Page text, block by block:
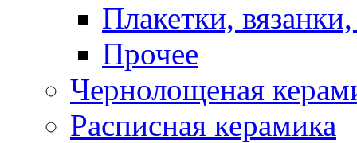
Плакетки,
Прочее
Чернолощеная
Расписная керамика